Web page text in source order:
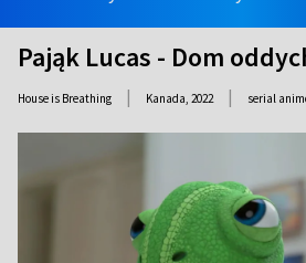
Pająk Lucas - Dom
House is Breathing | Kanada, 2022 | serial